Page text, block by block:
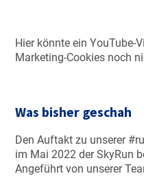
Hier könnte ein YouTube-
Marketing-Cookies noch
Was bisher geschah
Den Auftakt zu unserer
im Mai 2022 der SkyRun
Angeführt von unserer